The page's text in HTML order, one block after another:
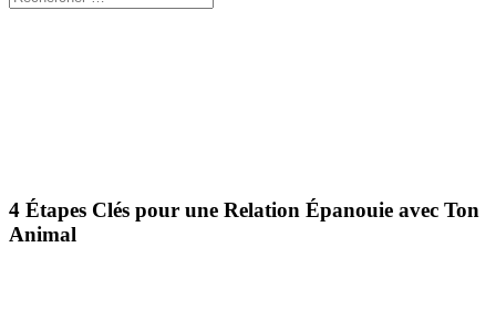
4 Étapes Clés pour une Relation Épanouie avec Ton
Animal